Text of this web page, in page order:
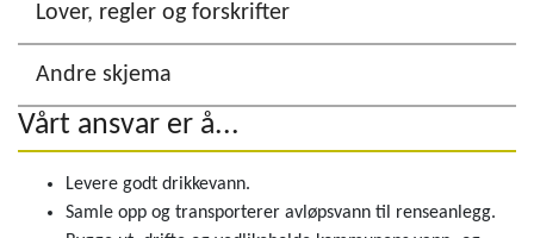
Lover, regler og forskrifter
Andre skjema
Vårt ansvar er å...
Levere godt drikkevann.
Samle opp og transporterer avløpsvann til renseanlegg.